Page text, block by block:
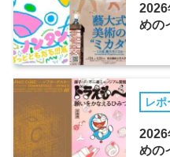
2026
めの
レポ
2026
めの